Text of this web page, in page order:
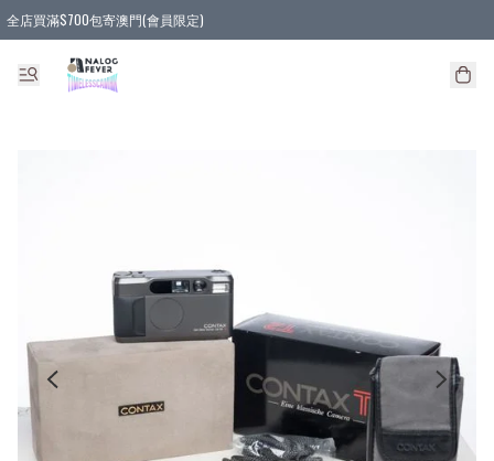
全店買滿$700包寄澳門(會員限定)
全店買滿3件貨品, 包寄順豐智能櫃/順豐站
全店買滿$580或5件貨品, 包寄順豐上門(會員限定)